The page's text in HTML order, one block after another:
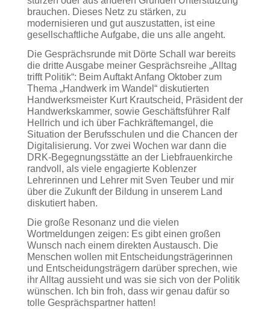
brauchen. Dieses Netz zu stärken, zu
modernisieren und gut auszustatten, ist eine
gesellschaftliche Aufgabe, die uns alle angeht.
Die Gesprächsrunde mit Dörte Schall war bereits
die dritte Ausgabe meiner Gesprächsreihe „Alltag
trifft Politik“: Beim Auftakt Anfang Oktober zum
Thema „Handwerk im Wandel“ diskutierten
Handwerksmeister Kurt Krautscheid, Präsident der
Handwerkskammer, sowie Geschäftsführer Ralf
Hellrich und ich über Fachkräftemangel, die
Situation der Berufsschulen und die Chancen der
Digitalisierung. Vor zwei Wochen war dann die
DRK-Begegnungsstätte an der Liebfrauenkirche
randvoll, als viele engagierte Koblenzer
Lehrerinnen und Lehrer mit Sven Teuber und mir
über die Zukunft der Bildung in unserem Land
diskutiert haben.
Die große Resonanz und die vielen
Wortmeldungen zeigen: Es gibt einen großen
Wunsch nach einem direkten Austausch. Die
Menschen wollen mit Entscheidungsträgerinnen
und Entscheidungsträgern darüber sprechen, wie
ihr Alltag aussieht und was sie sich von der Politik
wünschen. Ich bin froh, dass wir genau dafür so
tolle Gesprächspartner hatten!